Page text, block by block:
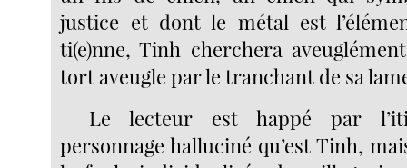
justice et dont le métal est
ti(e)nne, Tinh cherchera
tort aveugle par le tranchant de sa
Le lecteur est happé par
personnage halluciné qu’est Tinh,